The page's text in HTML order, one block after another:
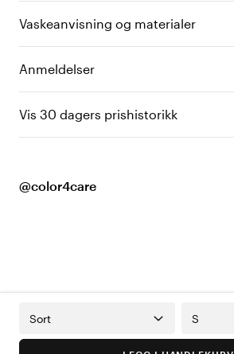
Vaskeanvisning og materialer
Anmeldelser
Vis 30 dagers prishistorikk
@color4care
Sort S